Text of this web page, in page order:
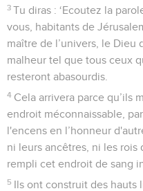
3 Tu diras : ‘Ecoutez la
vous, habitants de
maître de l’univers, le Dieu
malheur tel que tous ceux
resteront abasourdis.
4 Cela arrivera parce qu’ils
endroit méconnaissable,
l'encens en l’honneur
ni leurs ancêtres, ni les
rempli cet endroit de sang
5 Ils ont construit des hauts